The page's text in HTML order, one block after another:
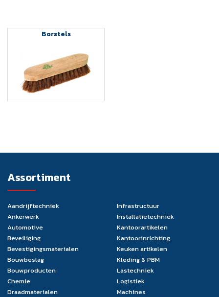
Borstels
Assortiment
Aandrijftechniek
Ankerwerk
Automotive
Beveiliging
Bevestigingsmaterialen
Bouwbeslag
Bouwproducten
Chemie
Draadmaterialen
Infrastructuur
Installatietechniek
Kantoorartikelen
Kantoorinrichting
Keuken artikelen
Kleding & PBM
Lastechniek
Logistiek
Machines